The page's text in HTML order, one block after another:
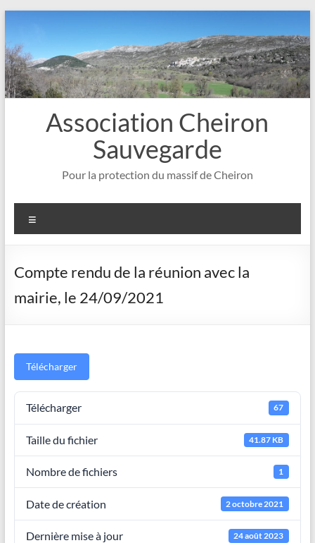
contenu
Association Cheiron
Sauvegarde
Pour la protection du massif de Cheiron
Compte rendu de la réunion avec la
mairie, le 24/09/2021
Télécharger
Télécharger 67
Taille du fichier 41.87 KB
Nombre de fichiers 1
Date de création 2 octobre 2021
Dernière mise à jour 24 août 2023